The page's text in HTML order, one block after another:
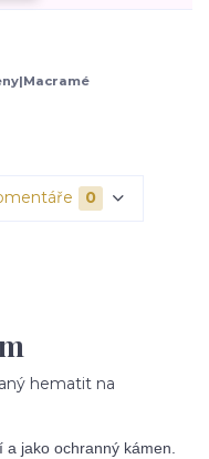
0
hematit na
a jako ochranný kámen.